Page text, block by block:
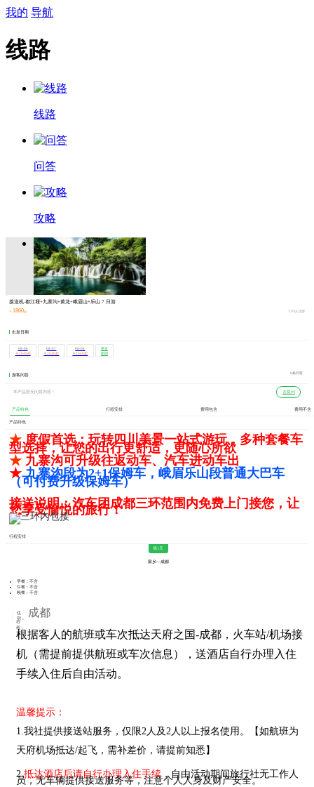
我的 导航
线路
线路
问答
攻略
接送机-都江堰+九寨沟+黄龙+峨眉山+乐山 7 日游
￥ 1860起 3378人出游
出发日期
08-06
￥2040起
08-07
￥2040起
08-08
￥2040起
更多
团期
游客问答
0条问答
本产品暂无问答内容！ 去提问
产品特色 行程安排 费用包含 费用不含
产品特色
★度假首选：玩转四川美景一站式游玩，多种套餐车
型选择，让您的出行更舒适，更随心所欲
★ 九寨沟可升级往返动车、汽车进动车出
★九寨沟段为2+1保姆车，峨眉乐山段普通大巴车
（可付费升级保姆车）
接送说明：汽车团成都三环范围内免费上门接您，让
您享受愉悦的旅行！
行程安排
第1天
家乡—成都
早餐：不含
午餐：不含
晚餐：不含
住
宿：
成都
行
程：
根据客人的航班或车次抵达天府之国-成都，火车站/机场接
机（需提前提供航班或车次信息），送酒店自行办理入住
手续入住后自由活动。
温馨提示：
1.我社提供接送站服务，仅限2人及2人以上报名使用。【如航班为
天府机场抵达/起飞，需补差价，请提前知悉】
2.抵达酒店后请自行办理入住手续，自由活动期间旅行社无工作人
员，无车辆提供接送服务等，注意个人人身及财产安全。